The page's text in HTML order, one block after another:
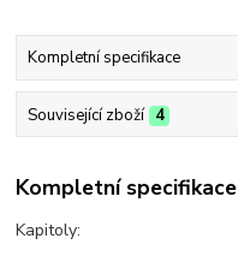
Kompletní specifikace
Související zboží 4
Kompletní specifikace
Kapitoly: